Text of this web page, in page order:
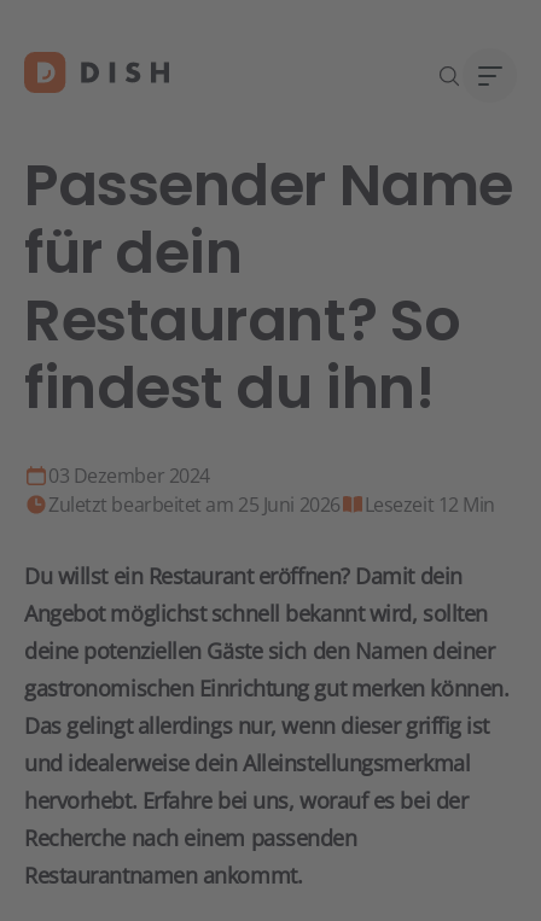
Passender Name
für dein
Restaurant? So
findest du ihn!
03 Dezember 2024
Zuletzt bearbeitet am 25 Juni 2026
Lesezeit 12 Min
Du willst ein Restaurant eröffnen? Damit dein
Angebot möglichst schnell bekannt wird, sollten
deine potenziellen Gäste sich den Namen deiner
gastronomischen Einrichtung gut merken können.
Das gelingt allerdings nur, wenn dieser griffig ist
und idealerweise dein Alleinstellungsmerkmal
hervorhebt. Erfahre bei uns, worauf es bei der
Recherche nach einem passenden
Restaurantnamen ankommt.